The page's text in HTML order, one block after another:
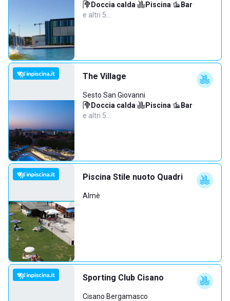
Doccia calda· Piscina· Bar·
e altri 5…
The Village
Sesto San Giovanni
Doccia calda· Piscina· Bar·
e altri 5…
Piscina Stile nuoto Quadri
Almè
Sporting Club Cisano
Cisano Bergamasco